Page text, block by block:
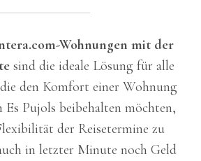
Wohnungen mit der
sind die ideale Lösung für alle
den Komfort einer Wohnung
Pujols beibehalten möchten,
der Reisetermine zu
in letzter Minute noch Geld